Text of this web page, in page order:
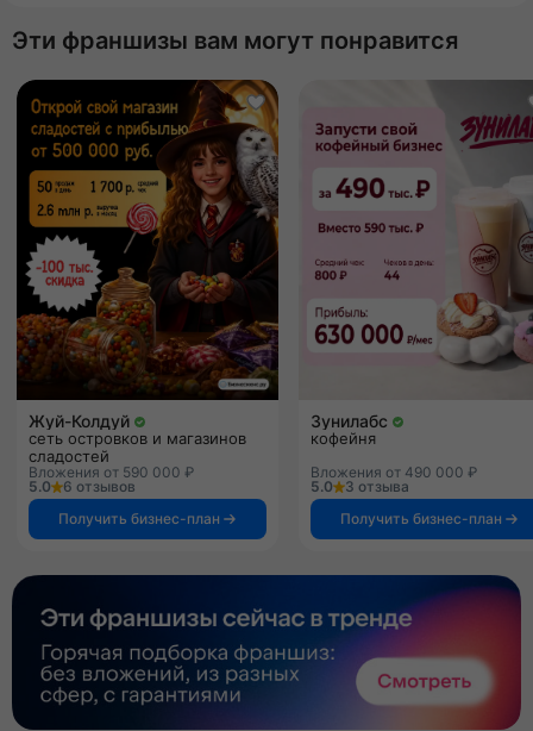
Эти франшизы вам могут понравится
Жуй-Колдуй
сеть островков и магазинов
сладостей
Вложения от 590 000 ₽
5.0
6 отзывов
Получить бизнес-план
Зунилабс
кофейня
Вложения от 490 000 ₽
5.0
3 отзыва
Получить бизнес-план